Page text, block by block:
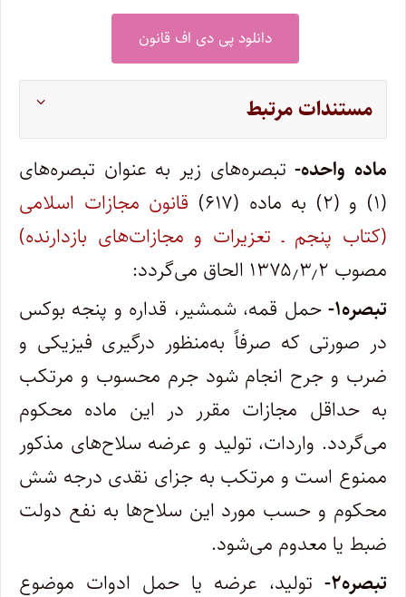
دانلود پی دی اف قانون
مستندات مرتبط
ماده واحده- تبصره‌های زیر به عنوان تبصره‌های
(۱) و (۲) به ماده (۶۱۷)
قانون مجازات اسلامی
(کتاب پنجم ـ تعزیرات و مجازات‌های بازدارنده)
مصوب ۱۳۷۵٫۳٫۲ الحاق می‌گردد:
تبصره۱-
حمل قمه، شمشیر، قداره و پنجه بوکس
در صورتی که صرفاً به‌منظور درگیری فیزیکی و
ضرب و جرح انجام شود جرم محسوب و مرتکب
به حداقل مجازات مقرر در این ماده محکوم
می‌گردد. واردات، تولید و عرضه سلاح‌های مذکور
ممنوع است و مرتکب به جزای نقدی درجه شش
محکوم و حسب مورد این سلاح‌ها به نفع دولت
ضبط یا معدوم می‌شود.
تبصره۲-
تولید، عرضه یا حمل ادوات موضوع